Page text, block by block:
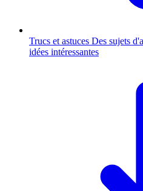
Trucs et astuces Des sujets
idées intéressantes